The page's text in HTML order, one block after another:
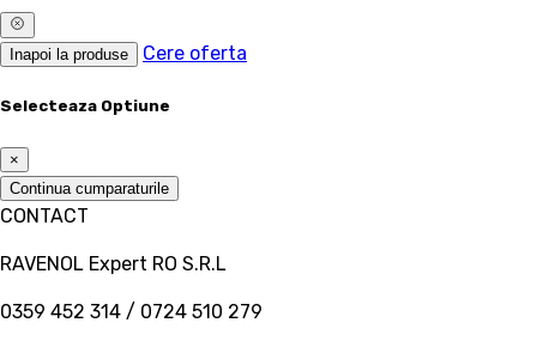
Inapoi la produse Cere oferta
Selecteaza Optiune
×
Continua cumparaturile
CONTACT
RAVENOL Expert RO S.R.L
0359 452 314 / 0724 510 279